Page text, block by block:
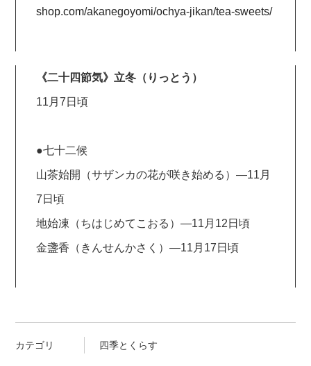
shop.com/akanegoyomi/ochya-jikan/tea-sweets/
《二十四節気》立冬（りっとう）
11月7日頃
●七十二候
山茶始開（サザンカの花が咲き始める）—11月
7日頃
地始凍（ちはじめてこおる）—11月12日頃
金盞香（きんせんかさく）—11月17日頃
カテゴリ 四季とくらす